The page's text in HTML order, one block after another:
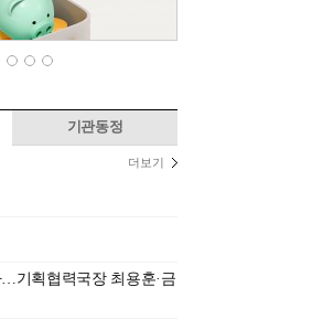
기관동정
더보기
기획협력국장 최용훈·금